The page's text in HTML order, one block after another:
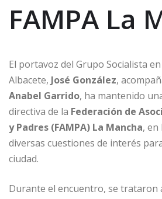
FAMPA La
El portavoz del Grupo Socialista
Albacete, José González,
Anabel Garrido, ha mantenido
directiva de la Federación de
y Padres (FAMPA) La Mancha, en
diversas cuestiones de interés
ciudad.
Durante el encuentro, se trataron